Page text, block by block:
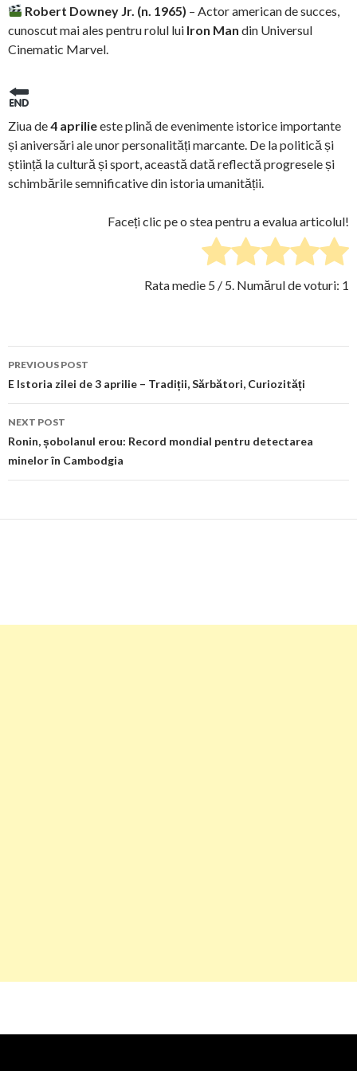
Robert Downey Jr. (n. 1965) – Actor american de succes,
cunoscut mai ales pentru rolul lui Iron Man din Universul
Cinematic Marvel.
Ziua de4 aprilieeste plină de evenimente istorice importante
și aniversări ale unor personalități marcante. De la politică și
știință la cultură și sport, această dată reflectă progresele și
schimbările semnificative din istoria umanității.
Faceți clic pe o stea pentru a evalua articolul!
Rata medie 5 / 5. Numărul de voturi: 1
Post
navigation
PREVIOUS POST
E Istoria zilei de 3 aprilie – Tradiții, Sărbători, Curiozități
NEXT POST
Ronin, șobolanul erou: Record mondial pentru detectarea
minelor în Cambodgia